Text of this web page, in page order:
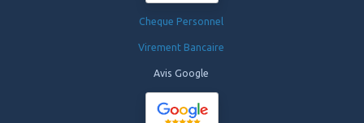
Cheque Personnel
Virement Bancaire
Avis Google